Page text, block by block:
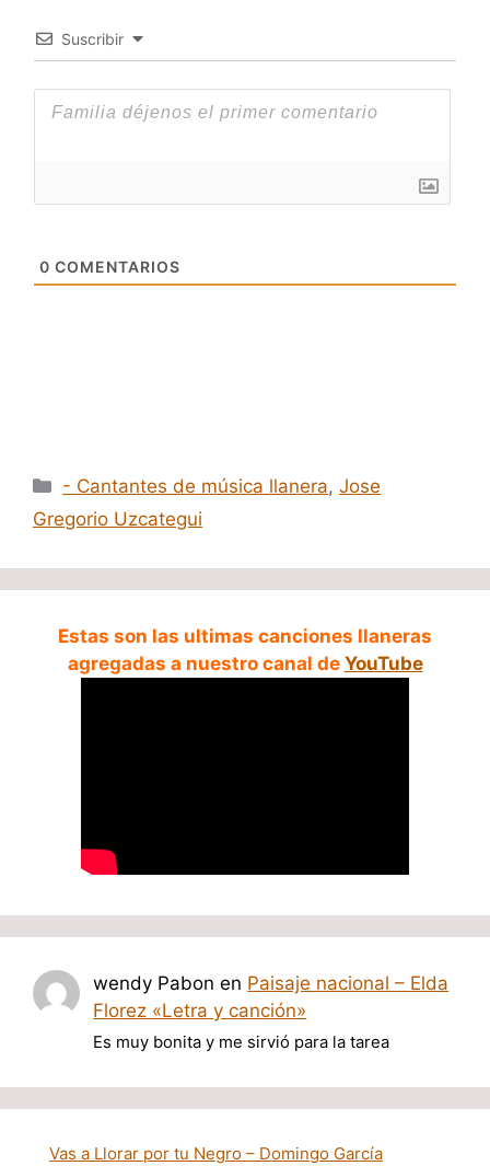
Suscribir
0 COMENTARIOS
Categorías
- Cantantes de música llanera,Jose
Gregorio Uzcategui
Estas son las ultimas canciones llaneras
agregadas a nuestro canal de YouTube
wendy Pabon en Paisaje nacional – Elda
Florez «Letra y canción»
Es muy bonita y me sirvió para la tarea
Vas a Llorar por tu Negro – Domingo García